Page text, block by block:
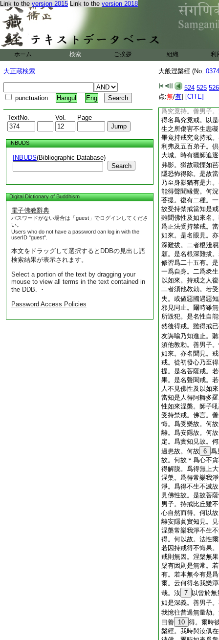
Link to the version 2015 Link to the version 2018
ホーム 検索 ご挨拶 組織 利
大正蔵検索
punctuation Hangul Eng
TextNo. Vol. Page
INBUDS
INBUDS(Bibliographic Database)
Search
Digital Dictionary of Buddhism
電子佛教辭典
パスワードがない場合は「guest」でログインしてくださ
い。
Users who do not have a password can log in with the
userID "guest".
本文をドラッグして選択するとDDBの見出し語
検索結果が表示されます。
Select a portion of the text by dragging your
mouse to view all terms in the text contained in
the DDB. ・
Password Access Policies
大般涅槃經 (No.
524 525 526
点:無/有] [CITE]
先所説菴羅果喩四
正實。有人心細行
實。有人心不細行
知。如佛所説。雖
若不知。當與久處
若不知。當深觀察
破戒善男子。具是
然後得知持戒破戒
12 戒亦二。一究
故受持禁戒。智者
爲究竟持。善男子
得名爲究竟戒。以
生之所傷害不生恚
畢竟持戒究竟持戒
利弗及五百弟子。
大城。時有獵師追
弗影。猶故戰慄如
隱恐怖得除。是故
乃至身影猶有是力
能得聲聞縁覺。何
菩提。復有二種。
故受持禁戒當知是
雖聞佛性及如來名
爲正法受持禁戒。
如來。是名眼見。
深難拔。二者根淺
願。是名根深難拔
修習爲二十五有。
一爲自身。二爲衆
以如來。持戒之人
二者須他教勅。若
失。或値惡國遇惡
邪見同止。爾時雖
所毀犯。是名性自
然後得戒。雖得戒
友誨喩乃知進止。
須他教勅。善男子
如來。亦名聞見。
戒。從初發心乃至
提。是名菩薩戒。
果。是名聲聞戒。
人不見佛性及以如
當知是人得阿耨多
性如來涅槃。師子
受持禁戒。佛言。
悔。爲受樂故。何
離。爲安隱故。何
定。爲實知見故。
過患故。何故 6 爲
故。何故＊爲心不
得解脱。爲得無上
涅槃。爲得常樂我
淨。爲得不生不滅
見佛性故。是故菩
男子。持戒比丘雖
心自然而得。何以
離安隱眞實知見。
涅槃常樂我淨不生
得。何以故。法性
若因持戒得不悔果
戒則無因。涅槃無
槃有因則是無常。
有。若本無今有是
爾。云何得名我樂
哉。汝 7
以曾於
如是深義。善男子
我憶往昔過無量劫
曰善 10 得。爾時
槃經。我時與汝倶